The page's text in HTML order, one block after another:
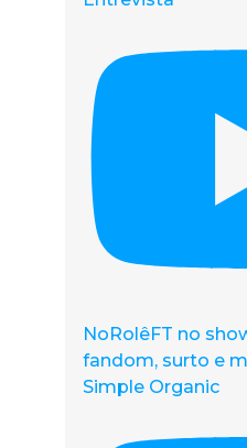
NoRolêFT no
fandom, surto e
Simple Organic